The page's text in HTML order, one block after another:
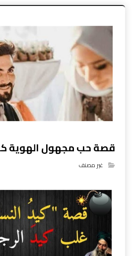
قصة حب مجهول الهوية
غير مصنف